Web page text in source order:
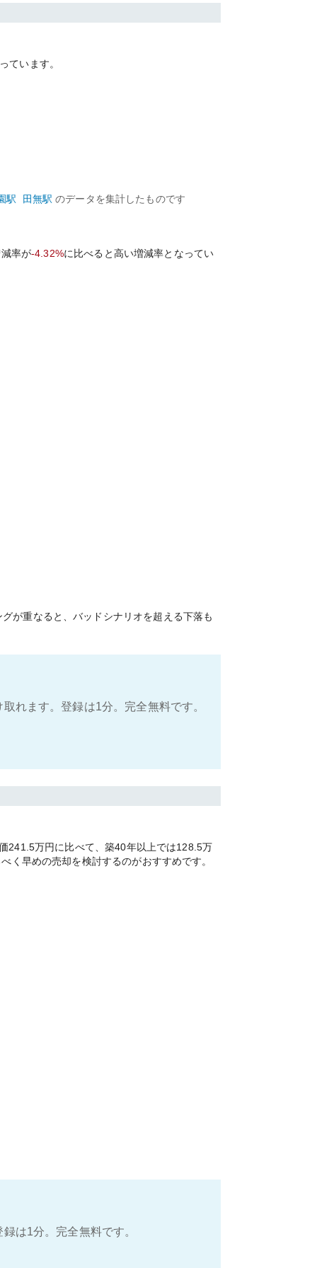
ています。
駅 田無駅 のデータを集計したものです
率が-4.32%に比べると高い増減率となってい
が重なると、バッドシナリオを超える下落も
れます。登録は1分。完全無料です。
241.5万円に比べて、築40年以上では128.5万
く早めの売却を検討するのがおすすめです。
は1分。完全無料です。